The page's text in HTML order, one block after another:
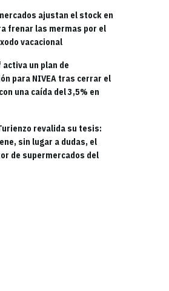
ajustan el stock en
frenar las mermas por el
vacacional
un plan de
para NIVEA tras cerrar el
una caída del 3,5% en
revalida su tesis:
sin lugar a dudas, el
de supermercados del